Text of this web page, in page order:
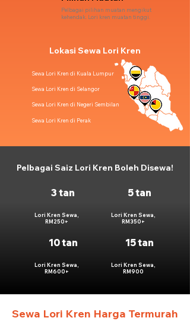
Pelbagai pilihan muatan mengikut
kehendak. Lori kren muatan tinggi.
Lokasi Sewa Lori Kren
Sewa Lori Kren di Kuala Lumpur
Sewa Lori Kren di Selangor
Sewa Lori Kren di Negeri Sembilan
Sewa Lori Kren di Perak
Pelbagai Saiz Lori Kren Boleh Disewa!
3 tan
Lori Kren Sewa,
RM250+
10 tan
Lori Kren Sewa,
RM600+
5 tan
Lori Kren Sewa,
RM350+
15 tan
Lori Kren Sewa,
RM900
Sewa Lori Kren Harga Termurah